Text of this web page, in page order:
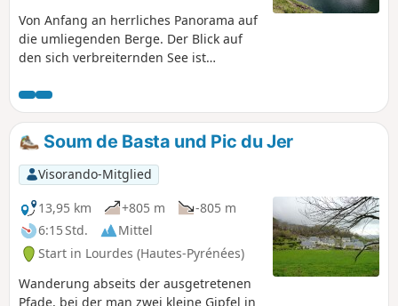
Von Anfang an herrliches Panorama auf
die umliegenden Berge. Der Blick auf
den sich verbreiternden See ist
Soum de Basta und Pic du Jer
Visorando-Mitglied
13,95 km
+805 m
-805 m
6:15 Std.
Mittel
Start in Lourdes (Hautes-Pyrénées)
Wanderung abseits der ausgetretenen
Pfade, bei der man zwei kleine Gipfel in